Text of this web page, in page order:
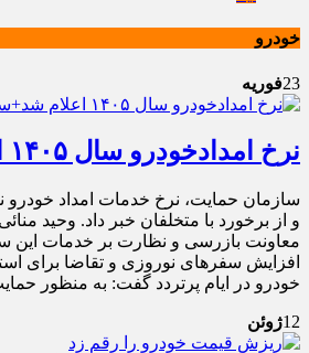
خودرو
23فوریه
نرخ امدادخودرو سال ۱۴۰۵ اعلام شد+سند
و از برخورد با متخلفان خبر داد. وحید
معاونت بازرسی و نظارت بر خدمات این
افزایش سفرهای نوروزی و تقاضا برای
خودرو در ایام پرتردد گفت: به منظور
12ژوئن